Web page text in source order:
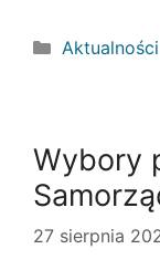
Kategorie
Aktualności
Wybory
27 sierpnia